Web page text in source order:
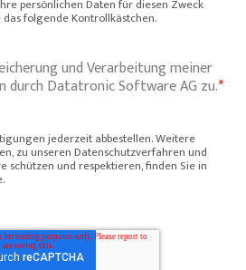
persönlichen Daten für diesen Zweck
folgende Kontrollkästchen.
und Verarbeitung meiner
durch Datatronic Software AG zu.*
jederzeit abbestellen. Weitere
zu unseren Datenschutzverfahren und
schützen und respektieren, finden Sie in